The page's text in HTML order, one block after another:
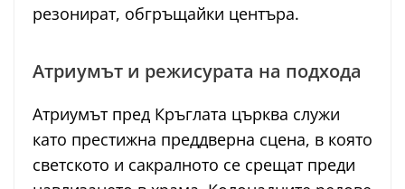
резонират, обгръщайки центъра.
Атриумът и режисурата на подхода
Атриумът пред Кръглата църква служи
като престижна преддверна сцена, в която
светското и сакралното се срещат преди